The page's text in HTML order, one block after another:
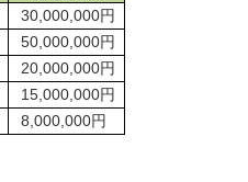
30,000,000円
50,000,000円
20,000,000円
15,000,000円
8,000,000円